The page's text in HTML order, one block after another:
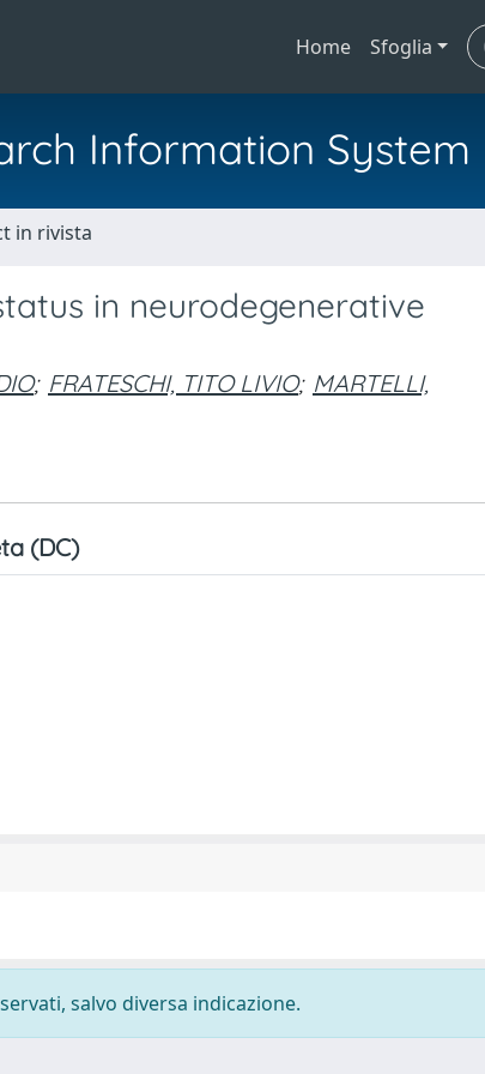
Home Sfoglia
Information System
in rivista
in neurodegenerative
; FRATESCHI, TITO LIVIO; MARTELLI,
(DC)
salvo diversa indicazione.